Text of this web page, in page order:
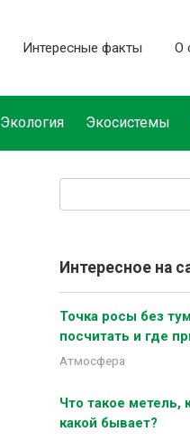
Интересные факты О
Экология Экосистемы
Интересное на
Точка росы без
посчитать и где
Атмосфера
Что такое метель,
какой бывает?